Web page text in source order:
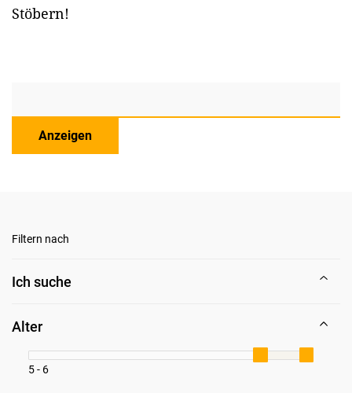
Stöbern!
Anzeigen
Filtern nach
Ich suche
Alter
5 - 6